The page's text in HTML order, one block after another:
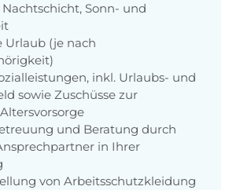
Sonn- und
Urlaub (je nach
inkl. Urlaubs- und
sowie Zuschüsse zur
und Beratung durch
in Ihrer
von Arbeitsschutzkleidung